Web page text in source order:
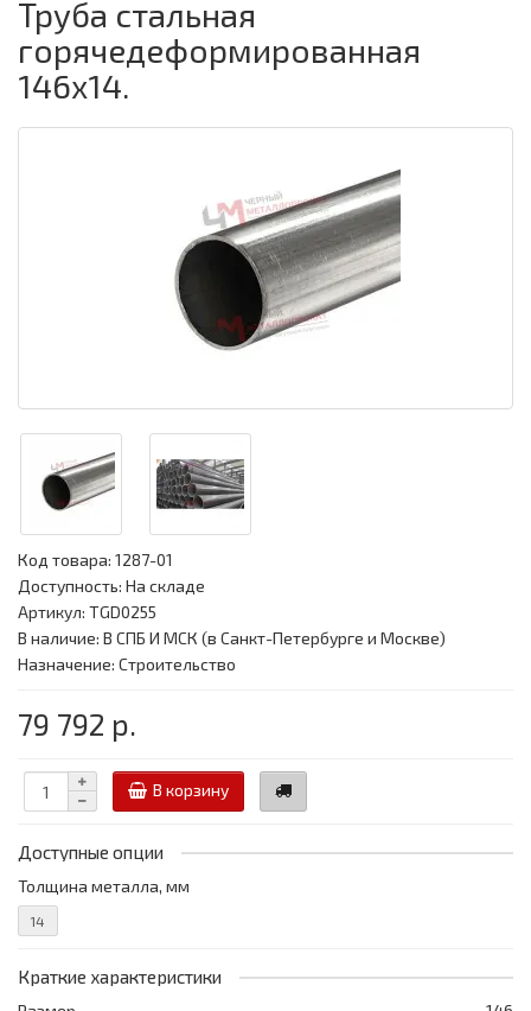
Труба стальная
горячедеформированная
146x14.
Код товара: 1287-01
Доступность: На складе
Артикул: TGD0255
В наличие: В СПБ И МСК (в Санкт-Петербурге и Москве)
Назначение: Строительство
79 792 р.
В корзину
Доступные опции
Толщина металла, мм
14
Краткие характеристики